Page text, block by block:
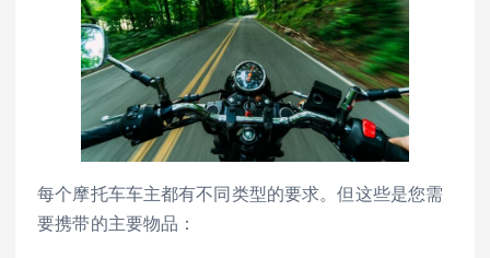
每个摩托车车主都有不同类型的要求。但这些是您需
要携带的主要物品：